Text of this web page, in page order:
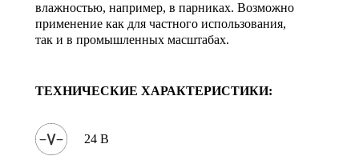
влажностью, например, в парниках. Возможно
применение как для частного использования,
так и в промышленных масштабах.
ТЕХНИЧЕСКИЕ ХАРАКТЕРИСТИКИ:
24 В